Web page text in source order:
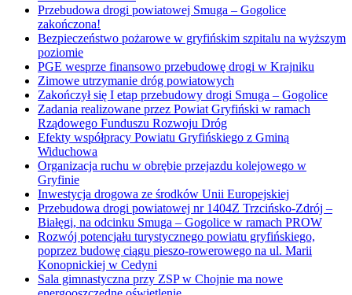
Przebudowa drogi powiatowej Smuga – Gogolice
zakończona!
Bezpieczeństwo pożarowe w gryfińskim szpitalu na wyższym
poziomie
PGE wesprze finansowo przebudowę drogi w Krajniku
Zimowe utrzymanie dróg powiatowych
Zakończył się I etap przebudowy drogi Smuga – Gogolice
Zadania realizowane przez Powiat Gryfiński w ramach
Rządowego Funduszu Rozwoju Dróg
Efekty współpracy Powiatu Gryfińskiego z Gminą
Widuchowa
Organizacja ruchu w obrębie przejazdu kolejowego w
Gryfinie
Inwestycja drogowa ze środków Unii Europejskiej
Przebudowa drogi powiatowej nr 1404Z Trzcińsko-Zdrój –
Białęgi, na odcinku Smuga – Gogolice w ramach PROW
Rozwój potencjału turystycznego powiatu gryfińskiego,
poprzez budowę ciągu pieszo-rowerowego na ul. Marii
Konopnickiej w Cedyni
Sala gimnastyczna przy ZSP w Chojnie ma nowe